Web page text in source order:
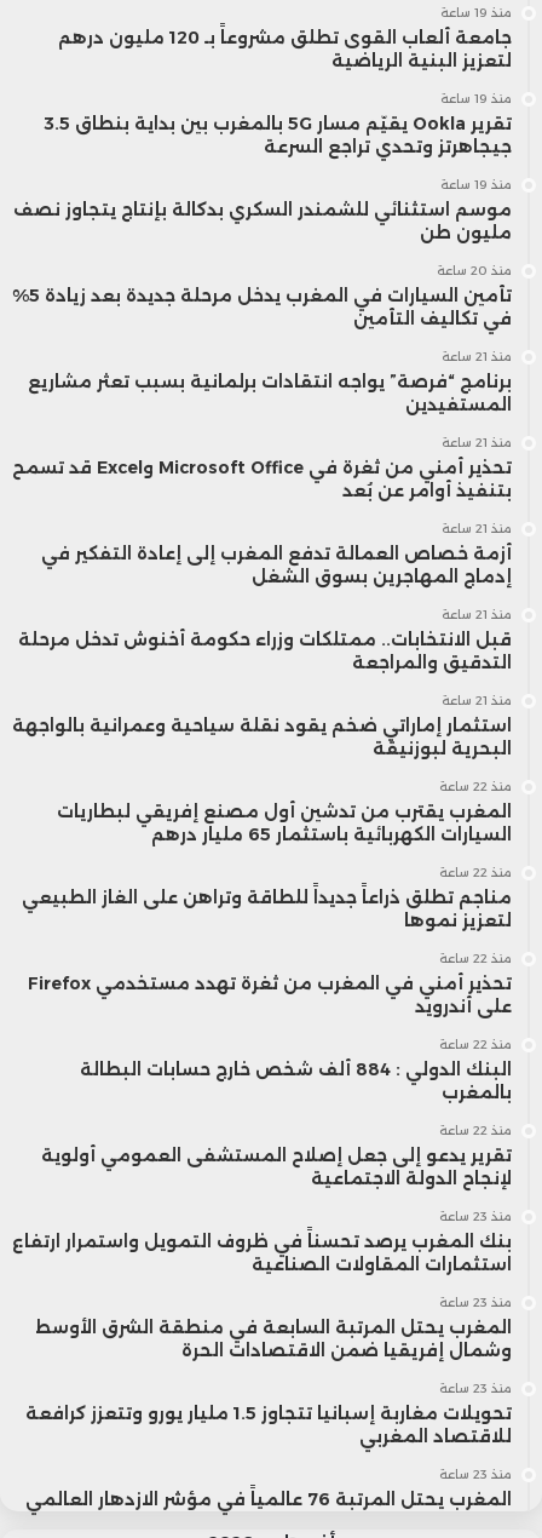
منذ 19 ساعة
جامعة ألعاب القوى تطلق مشروعاً بـ 120 مليون درهم
لتعزيز البنية الرياضية
منذ 19 ساعة
تقرير Ookla يقيّم مسار 5G بالمغرب بين بداية بنطاق 3.5
جيجاهرتز وتحدي تراجع السرعة
منذ 19 ساعة
موسم استثنائي للشمندر السكري بدكالة بإنتاج يتجاوز نصف
مليون طن
منذ 20 ساعة
تأمين السيارات في المغرب يدخل مرحلة جديدة بعد زيادة 5%
في تكاليف التأمين
منذ 21 ساعة
برنامج “فرصة” يواجه انتقادات برلمانية بسبب تعثر مشاريع
المستفيدين
منذ 21 ساعة
تحذير أمني من ثغرة في Microsoft Office وExcel قد تسمح
بتنفيذ أوامر عن بُعد
منذ 21 ساعة
أزمة خصاص العمالة تدفع المغرب إلى إعادة التفكير في
إدماج المهاجرين بسوق الشغل
منذ 21 ساعة
قبل الانتخابات.. ممتلكات وزراء حكومة أخنوش تدخل مرحلة
التدقيق والمراجعة
منذ 21 ساعة
استثمار إماراتي ضخم يقود نقلة سياحية وعمرانية بالواجهة
البحرية لبوزنيقة
منذ 22 ساعة
المغرب يقترب من تدشين أول مصنع إفريقي لبطاريات
السيارات الكهربائية باستثمار 65 مليار درهم
منذ 22 ساعة
مناجم تطلق ذراعاً جديداً للطاقة وتراهن على الغاز الطبيعي
لتعزيز نموها
منذ 22 ساعة
تحذير أمني في المغرب من ثغرة تهدد مستخدمي Firefox
على أندرويد
منذ 22 ساعة
البنك الدولي : 884 ألف شخص خارج حسابات البطالة
بالمغرب
منذ 22 ساعة
تقرير يدعو إلى جعل إصلاح المستشفى العمومي أولوية
لإنجاح الدولة الاجتماعية
منذ 23 ساعة
بنك المغرب يرصد تحسناً في ظروف التمويل واستمرار ارتفاع
استثمارات المقاولات الصناعية
منذ 23 ساعة
المغرب يحتل المرتبة السابعة في منطقة الشرق الأوسط
وشمال إفريقيا ضمن الاقتصادات الحرة
منذ 23 ساعة
تحويلات مغاربة إسبانيا تتجاوز 1.5 مليار يورو وتتعزز كرافعة
للاقتصاد المغربي
منذ 23 ساعة
المغرب يحتل المرتبة 76 عالمياً في مؤشر الازدهار العالمي